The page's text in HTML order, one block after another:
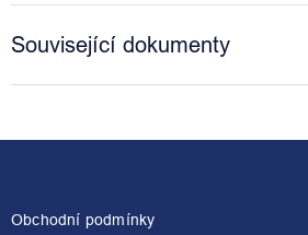
Související dokumenty
Obchodní podmínky